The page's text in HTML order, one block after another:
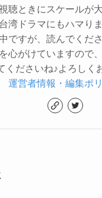
聴ときにスケールが
湾ドラマにもハマり
ですが、読んでくだ
心がけていますので
くださいね♪よろしく
運営者情報・編集ポ